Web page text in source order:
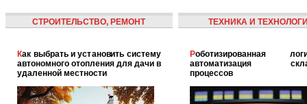
СТРОИТЕЛЬСТВО, РЕМОНТ
Как выбрать и установить систему
автономного отопления для дачи в
удаленной местности
ТЕХНИКА И
Роботизированная логистика:
автоматизация
процессов